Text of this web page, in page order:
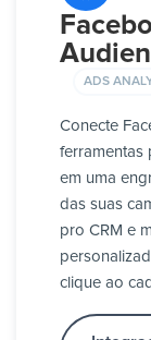
ADS
Conecte
ferramentas
em uma
das suas
pro CRM e
clique ao